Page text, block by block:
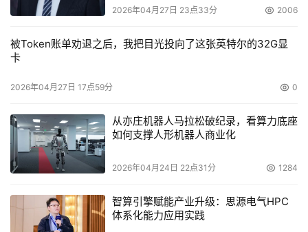
2026年04月27日 23点33分 2006
被Token账单劝退之后，我把目光投向了这张英特尔的32G显
卡
2026年04月27日 17点59分 0
从亦庄机器人马拉松破纪录，看算力底座
如何支撑人形机器人商业化
2026年04月24日 22点31分 1284
智算引擎赋能产业升级：思源电气HPC
体系化能力应用实践